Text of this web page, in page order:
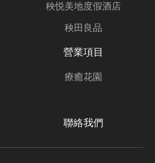
秧悦美地度假酒店
秧田良品
營業項目
療癒花園
聯絡我們